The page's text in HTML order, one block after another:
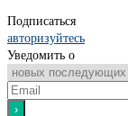
Подписаться
авторизуйтесь
Уведомить о